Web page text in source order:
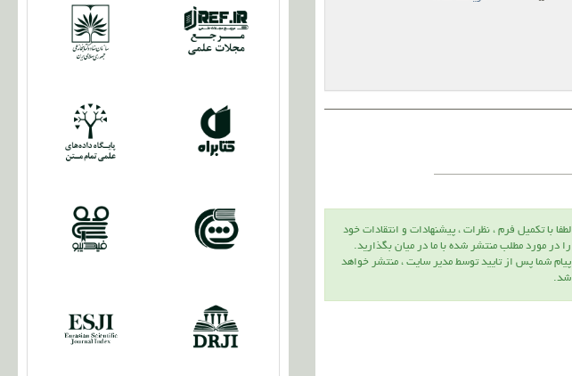
لطفا با تكميل فرم ، نظرات ، پيشنهادات و انتقادات خود
را در مورد مطلب منتشر شده با ما در ميان بگذاريد.
پيام شما پس از تاييد توسط مدير سايت ، منتشر خواهد
شد.